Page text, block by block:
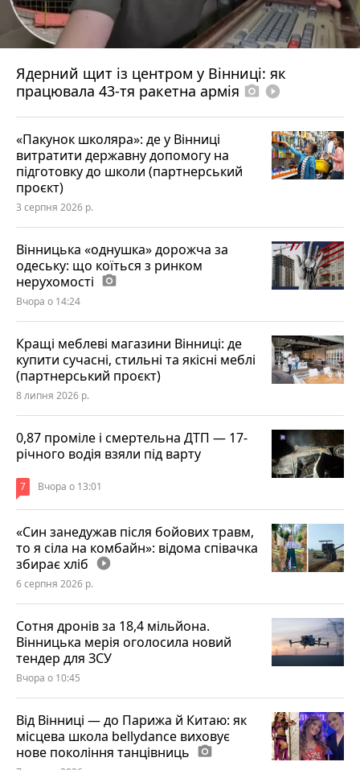
Ядерний щит із центром у Вінниці: як
працювала 43-тя ракетна армія photo_camera play_circle_filled
«Пакунок школяра»: де у Вінниці
витратити державну допомогу на
підготовку до школи (партнерський
проєкт)
3 серпня 2026 р.
Вінницька «однушка» дорожча за
одеську: що коїться з ринком
нерухомості photo_camera
Вчора о 14:24
Кращі меблеві магазини Вінниці: де
купити сучасні, стильні та якісні меблі
(партнерський проєкт)
8 липня 2026 р.
0,87 проміле і смертельна ДТП — 17-
річного водія взяли під варту
7 Вчора о 13:01
«Син занедужав після бойових травм,
то я сіла на комбайн»: відома співачка
збирає хліб play_circle_filled
6 серпня 2026 р.
Сотня дронів за 18,4 мільйона.
Вінницька мерія оголосила новий
тендер для ЗСУ
Вчора о 10:45
Від Вінниці — до Парижа й Китаю: як
місцева школа bellydance виховує
нове покоління танцівниць photo_camera